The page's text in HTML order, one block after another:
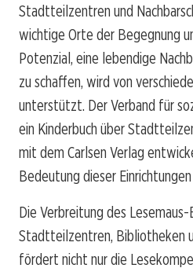
Stadtteilzentren und
wichtige Orte der Begegnung
Potenzial, eine lebendige
zu schaffen, wird von
unterstützt. Der Verband für
ein Kinderbuch über
mit dem Carlsen Verlag
Bedeutung dieser
Die Verbreitung des
Stadtteilzentren, Bibliotheken
fördert nicht nur die